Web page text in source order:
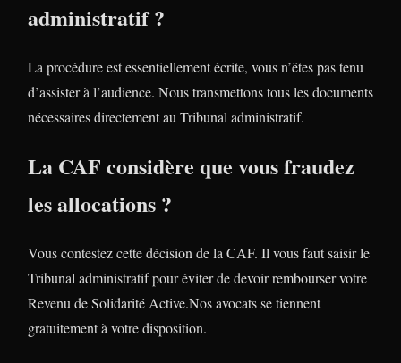
administratif ?
La procédure est essentiellement écrite, vous n’êtes pas tenu
d’assister à l’audience. Nous transmettons tous les documents
nécessaires directement au Tribunal administratif.
La CAF considère que vous fraudez
les allocations ?
Vous contestez cette décision de la CAF. Il vous faut saisir le
Tribunal administratif pour éviter de devoir rembourser votre
Revenu de Solidarité Active.Nos avocats se tiennent
gratuitement à votre disposition.